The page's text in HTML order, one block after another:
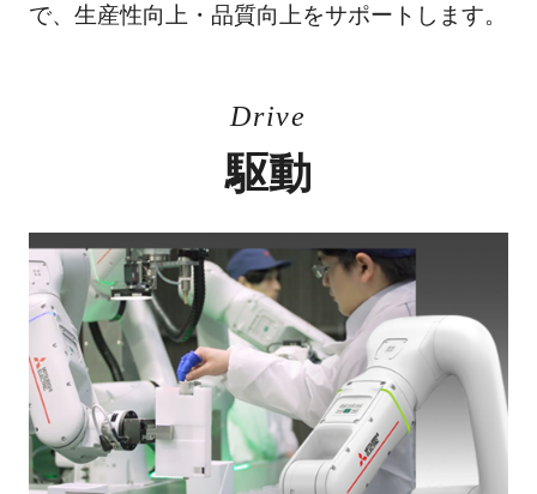
で、生産性向上・品質向上をサポートします。
Drive
駆動